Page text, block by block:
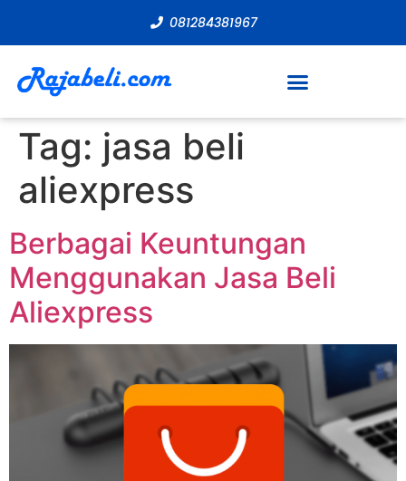
081284381967
Tag: jasa beli
aliexpress
Berbagai Keuntungan
Menggunakan Jasa Beli
Aliexpress